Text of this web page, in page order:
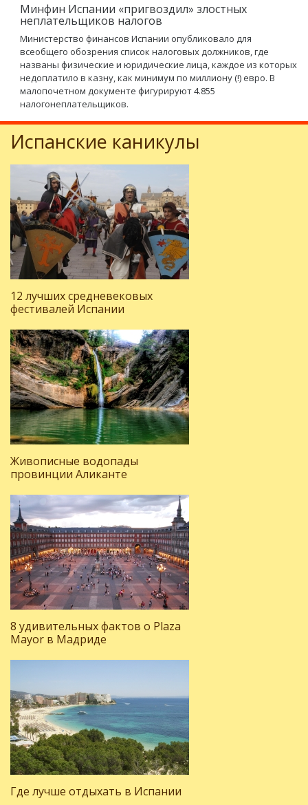
Минфин Испании «пригвоздил» злостных
неплательщиков налогов
Министерство финансов Испании опубликовало для
всеобщего обозрения список налоговых должников, где
названы физические и юридические лица, каждое из которых
недоплатило в казну, как минимум по миллиону (!) евро. В
малопочетном документе фигурируют 4.855
налогонеплательщиков.
Испанские каникулы
12 лучших средневековых
фестивалей Испании
Живописные водопады
провинции Аликанте
8 удивительных фактов о Plaza
Mayor в Мадриде
Где лучше отдыхать в Испании